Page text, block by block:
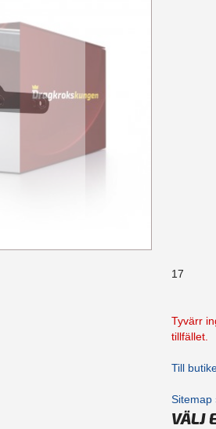
17
Tyvärr
tillfället.
Till
Sitemap
VÄLJ